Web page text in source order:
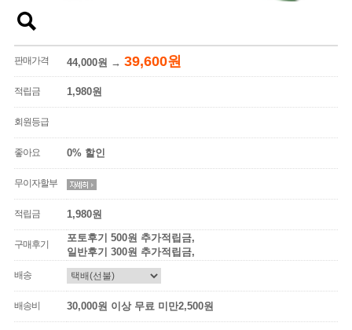
판매가격 44,000원 → 39,600원
적립금 1,980원
회원등급
좋아요 0% 할인
무이자할부
적립금 1,980원
구매후기
포토후기 500원 추가적립금,
일반후기 300원 추가적립금,
배송
배송비 30,000원 이상 무료 미만2,500원